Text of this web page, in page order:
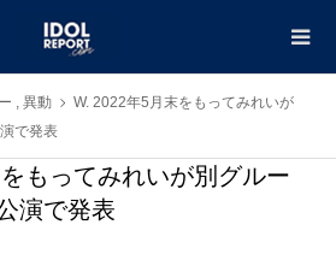
, 異動
W. 2022年5月末をもってみれいが
で発表
もってみれいが別グルー
演で発表